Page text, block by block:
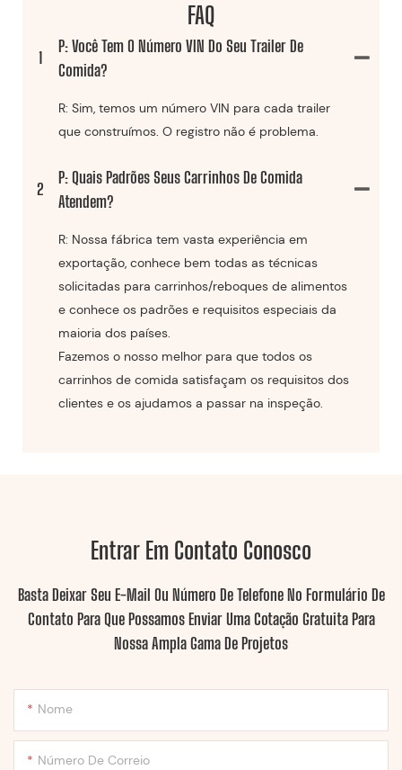
FAQ
1
P: Você Tem O Número VIN Do Seu Trailer De
Comida?
R: Sim, temos um número VIN para cada trailer
que construímos. O registro não é problema.
2
P: Quais Padrões Seus Carrinhos De Comida
Atendem?
R: Nossa fábrica tem vasta experiência em
exportação, conhece bem todas as técnicas
solicitadas para carrinhos/reboques de alimentos
e conhece os padrões e requisitos especiais da
maioria dos países.
Fazemos o nosso melhor para que todos os
carrinhos de comida satisfaçam os requisitos dos
clientes e os ajudamos a passar na inspeção.
Entrar Em Contato Conosco
Basta Deixar Seu E-Mail Ou Número De Telefone No Formulário De
Contato Para Que Possamos Enviar Uma Cotação Gratuita Para
Nossa Ampla Gama De Projetos
Nome
Número De Correio